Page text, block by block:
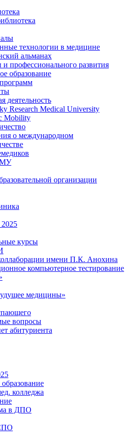
технологии в медицине
альманах
профессионального развития
образование
деятельность
Research Medical University
Mobility
о международном
организации
курсы
имени П.К. Анохина
компьютерное тестирование
медицины»
вопросы
абитуриента
колледжа
в ДПО